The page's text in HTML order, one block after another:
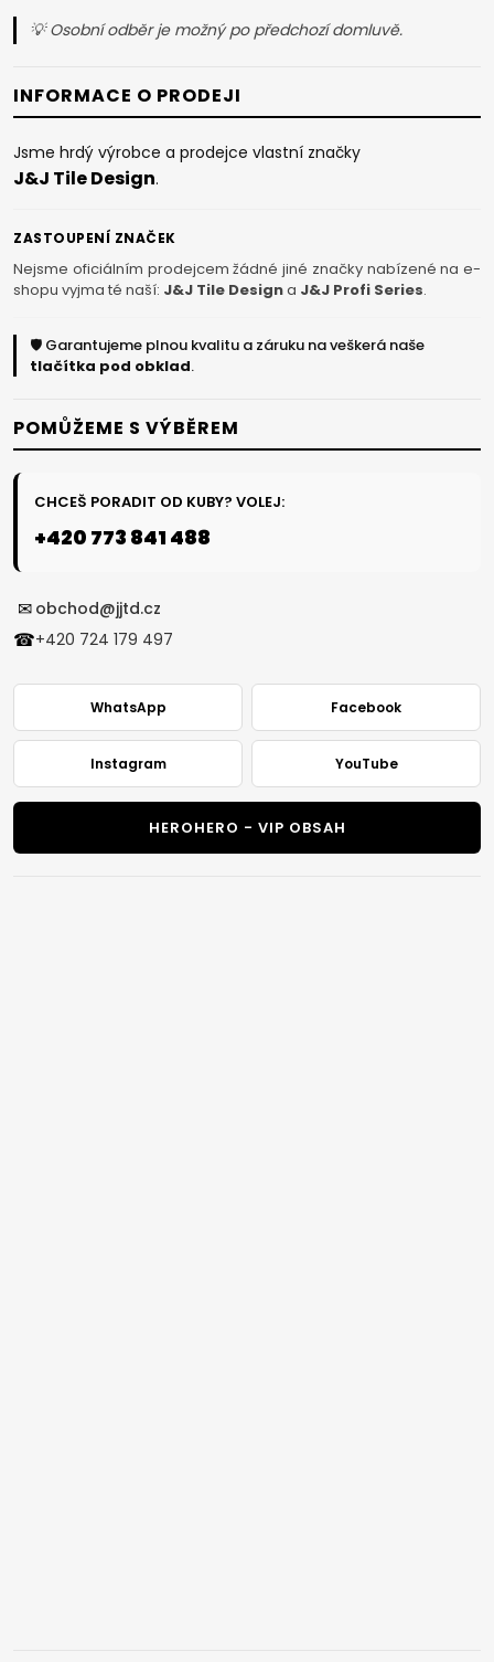
💡 Osobní odběr je možný po předchozí domluvě.
INFORMACE O PRODEJI
Jsme hrdý výrobce a prodejce vlastní značky
J&J Tile Design.
ZASTOUPENÍ ZNAČEK
Nejsme oficiálním prodejcem žádné jiné značky nabízené na e-
shopu vyjma té naší: J&J Tile Designa J&J Profi Series.
🛡️ Garantujeme plnou kvalitu a záruku na veškerá naše
tlačítka pod obklad.
POMŮŽEME S VÝBĚREM
CHCEŠ PORADIT OD KUBY? VOLEJ:
+420 773 841 488
✉ obchod@jjtd.cz
☎+420 724 179 497
WhatsApp Facebook
Instagram YouTube
HEROHERO - VIP OBSAH